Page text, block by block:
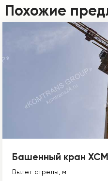
Похожие
Башенный кран
Вылет стрелы, м